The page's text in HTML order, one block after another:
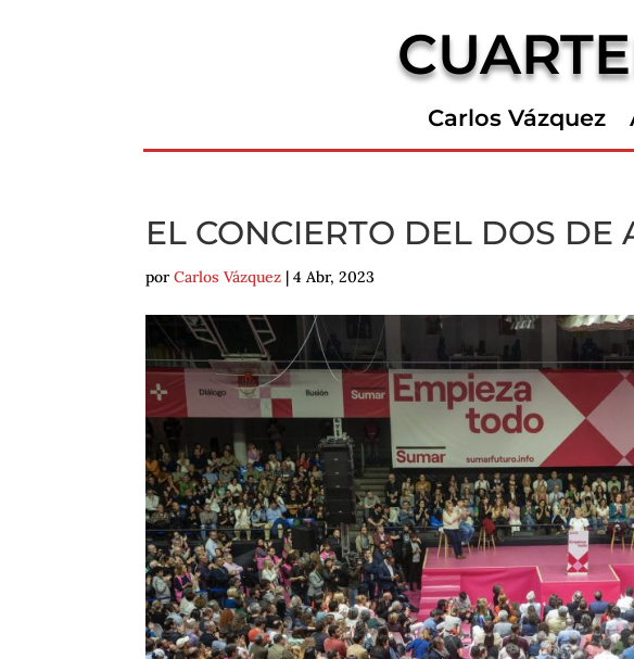
Carlos Vázquez
EL CONCIERTO DEL DOS DE
porCarlos Vázquez |4 Abr, 2023